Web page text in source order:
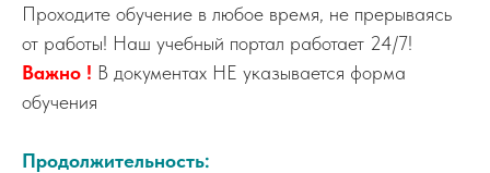
Проходите обучение в любое время, не прерываясь
от работы! Наш учебный портал работает 24/7!
Важно ! В документах НЕ указывается форма
обучения
Продолжительность: